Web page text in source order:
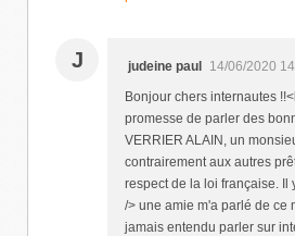
J judeine paul 14/06/2020
Bonjour chers internautes
promesse de parler des
VERRIER ALAIN, un
contrairement aux autres
respect de la loi française.
/> une amie m'a parlé de ce
jamais entendu parler sur